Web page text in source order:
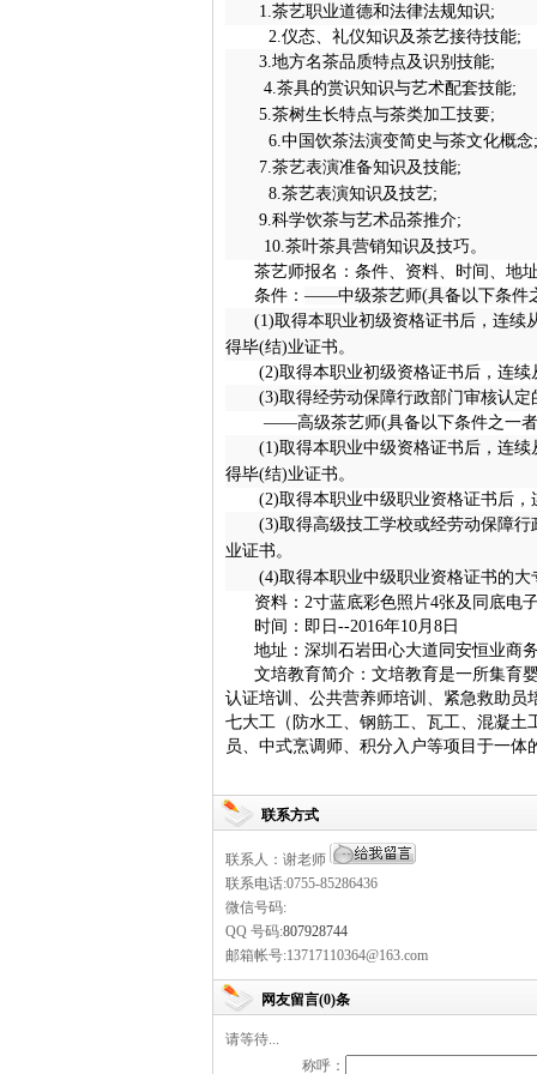
1.茶艺职业道德和法律法规知识;
2.仪态、礼仪知识及茶艺接待技能;
3.地方名茶品质特点及识别技能;
4.茶具的赏识知识与艺术配套技能;
5.茶树生长特点与茶类加工技要;
6.中国饮茶法演变简史与茶文化概念;
7.茶艺表演准备知识及技能;
8.茶艺表演知识及技艺;
9.科学饮茶与艺术品茶推介;
10.茶叶茶具营销知识及技巧。
茶艺师报名：条件、资料、时间、地
条件： ——中级茶艺师(具备以下条件
(1)取得本职业初级资格证书后，连续
得毕(结)业证书。
(2)取得本职业初级资格证书后，连
(3)取得经劳动保障行政部门审核认
——高级茶艺师(具备以下条件之一
(1)取得本职业中级资格证书后，连
得毕(结)业证书。
(2)取得本职业中级职业资格证书后
(3)取得高级技工学校或经劳动保障
业证书。
(4)取得本职业中级职业资格证书的
资料：2寸蓝底彩色照片4张及同底电
时间：即日--2016年10月8日
地址：深圳石岩田心大道同安恒业商
文培教育简介： 文培教育是一所集育
认证培训、公共营养师培训、紧急救助
七大工（防水工、钢筋工、瓦工、混凝
员、中式烹调师、积分入户等项目于一
联系方式
联系人：谢老师
联系电话:0755-85286436
微信号码:
QQ 号码:807928744
邮箱帐号:13717110364@163.com
网友留言(0)条
请等待...
称呼：